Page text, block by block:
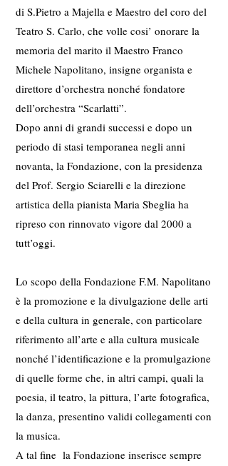
di S.Pietro a Majella e Maestro del coro del
Teatro S. Carlo, che volle cosi’ onorare la
memoria del marito il Maestro Franco
Michele Napolitano, insigne organista e
direttore d’orchestra nonché fondatore
dell’orchestra “Scarlatti”.
Dopo anni di grandi successi e dopo un
periodo di stasi temporanea negli anni
novanta, la Fondazione, con la presidenza
del Prof. Sergio Sciarelli e la direzione
artistica della pianista Maria Sbeglia ha
ripreso con rinnovato vigore dal 2000 a
tutt’oggi.
Lo scopo della Fondazione F.M. Napolitano
è la promozione e la divulgazione delle arti
e della cultura in generale, con particolare
riferimento all’arte e alla cultura musicale
nonché l’identificazione e la promulgazione
di quelle forme che, in altri campi, quali la
poesia, il teatro, la pittura, l’arte fotografica,
la danza, presentino validi collegamenti con
la musica.
A tal fine la Fondazione inserisce sempre